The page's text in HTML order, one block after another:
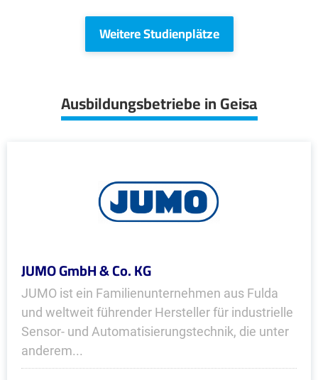
Weitere Studienplätze
Ausbildungsbetriebe in Geisa
JUMO GmbH & Co. KG
JUMO ist ein Familienunternehmen aus Fulda
und weltweit führender Hersteller für industrielle
Sensor- und Automatisierungstechnik, die unter
anderem...